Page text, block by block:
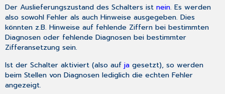
Der Auslieferungszustand des Schalters istnein. Es werden
also sowohl Fehler als auch Hinweise ausgegeben. Dies
könnten z.B. Hinweise auf fehlende Ziffern bei bestimmten
Diagnosen oder fehlende Diagnosen bei bestimmter
Zifferansetzung sein.
Ist der Schalter aktiviert (also aufja gesetzt), so werden
beim Stellen von Diagnosen lediglich die echten Fehler
angezeigt.